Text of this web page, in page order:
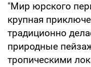
"Мир юрского
крупная
традиционно
природные
тропическими